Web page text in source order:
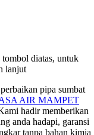
diatas, untuk
lanjut
pipa sumbat
AIR MAMPET
hadir memberikan
anda hadapi, garansi
tanpa bahan kimia